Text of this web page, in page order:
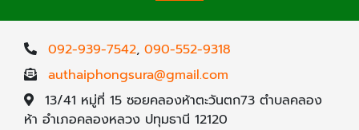
092-939-7542, 090-552-9318
authaiphongsura@gmail.com
13/41 หมู่ที่ 15 ซอยคลองห้าตะวันตก73 ตำบลคลอง
ห้า อำเภอคลองหลวง ปทุมธานี 12120